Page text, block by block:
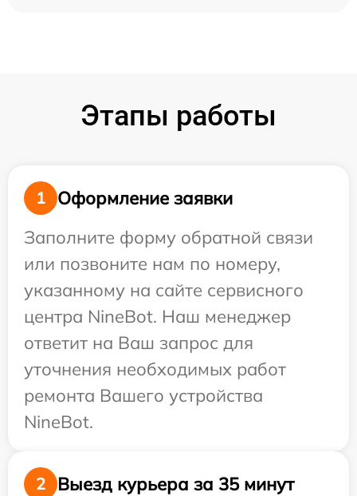
Этапы работы
1
Оформление заявки
Заполните форму обратной связи
или позвоните нам по номеру,
указанному на сайте сервисного
центра NineBot. Наш менеджер
ответит на Ваш запрос для
уточнения необходимых работ
ремонта Вашего устройства
NineBot.
2
Выезд курьера за 35 минут